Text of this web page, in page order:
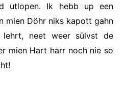
utlopen. Ik hebb up een
mien Döhr niks kapott gahn
neet weer sülvst de
mien Hart harr noch nie so